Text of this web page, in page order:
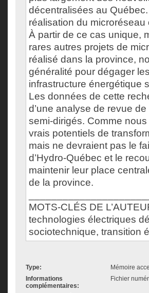
décentralisées au
réalisation du
À partir de ce cas unique,
rares autres projets de
réalisé dans la province,
généralité pour dégager
infrastructure énergétique
Les données de cette
d’une analyse de revue
semi-dirigés. Comme
vrais potentiels de
mais ne devraient pas le
d’Hydro-Québec et le
maintenir leur place
de la province.
MOTS-CLÉS DE
technologies électriques
sociotechnique, transition
Type:
Mémoire
Informations
complémentaires:
Fichier